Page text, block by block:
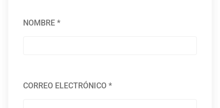
NOMBRE*
CORREO ELECTRÓNICO*